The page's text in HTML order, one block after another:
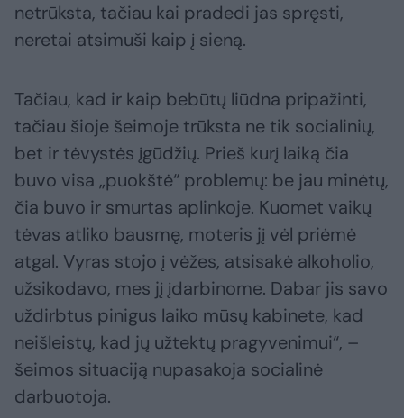
netrūksta, tačiau kai pradedi jas spręsti,
neretai atsimuši kaip į sieną.
Tačiau, kad ir kaip bebūtų liūdna pripažinti,
tačiau šioje šeimoje trūksta ne tik socialinių,
bet ir tėvystės įgūdžių. Prieš kurį laiką čia
buvo visa „puokštė“ problemų: be jau minėtų,
čia buvo ir smurtas aplinkoje. Kuomet vaikų
tėvas atliko bausmę, moteris jį vėl priėmė
atgal. Vyras stojo į vėžes, atsisakė alkoholio,
užsikodavo, mes jį įdarbinome. Dabar jis savo
uždirbtus pinigus laiko mūsų kabinete, kad
neišleistų, kad jų užtektų pragyvenimui“, –
šeimos situaciją nupasakoja socialinė
darbuotoja.